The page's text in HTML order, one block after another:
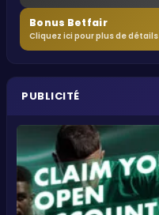
Bonus Betfair
Cliquez ici pour plus de détails
PUBLICITÉ